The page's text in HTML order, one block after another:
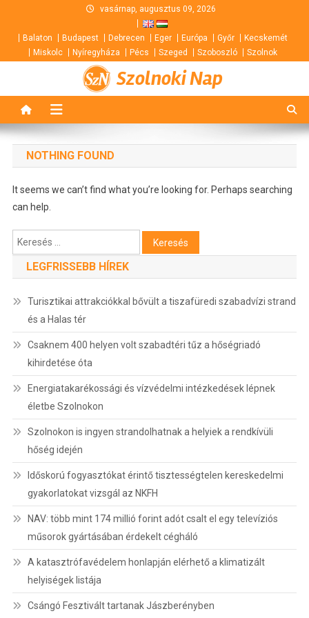
content
vasárnap, augusztus 09, 2026
Balaton Budapest Debrecen Eger Európa Győr
Kecskemét
Miskolc
Nyíregyháza Pécs Szeged Szoboszló Szolnok
Szolnoki Nap
NOTHING FOUND
It seems we can’t find what you’re looking for. Perhaps searching
can help.
Keresés:
LEGFRISSEBB HÍREK
Turisztikai attrakciókkal bővült a tiszafüredi szabadvízi strand
és a Halas tér
Csaknem 400 helyen volt szabadtéri tűz a hőségriadó
kihirdetése óta
Energiatakarékossági és vízvédelmi intézkedések lépnek
életbe Szolnokon
Szolnokon is ingyen strandolhatnak a helyiek a rendkívüli
hőség idején
Időskorú fogyasztókat érintő tisztességtelen kereskedelmi
gyakorlatokat vizsgál az NKFH
NAV: több mint 174 millió forint adót csalt el egy televíziós
műsorok gyártásában érdekelt cégháló
A katasztrófavédelem honlapján elérhető a klimatizált
helyiségek listája
Csángó Fesztivált tartanak Jászberényben